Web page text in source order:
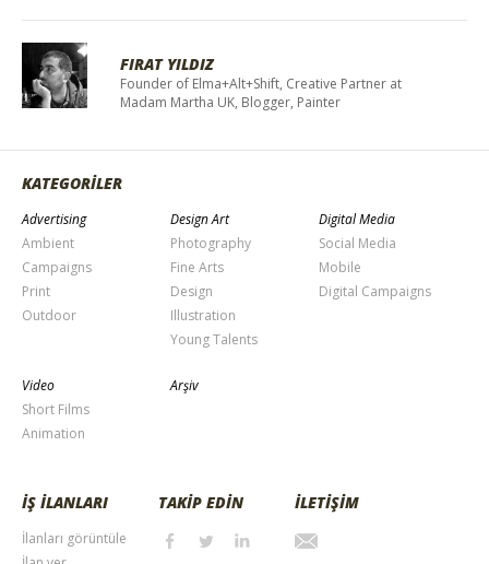
FIRAT YILDIZ
Founder of Elma+Alt+Shift, Creative Partner at
Madam Martha UK, Blogger, Painter
KATEGORİLER
Advertising
Ambient
Campaigns
Print
Outdoor
Design Art
Photography
Fine Arts
Design
Illustration
Young Talents
Digital Media
Social Media
Mobile
Digital Campaigns
Video
Short Films
Animation
Arşiv
İŞ İLANLARI
İlanları görüntüle
TAKİP EDİN İLETİŞİM